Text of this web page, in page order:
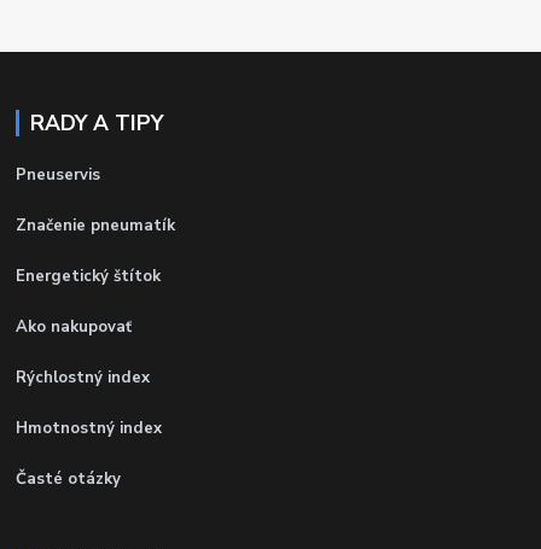
RADY A TIPY
Pneuservis
Značenie pneumatík
Energetický štítok
Ako nakupovať
Rýchlostný index
Hmotnostný index
Časté otázky